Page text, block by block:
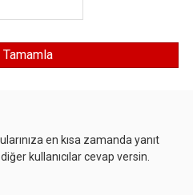
en kısa zamanda yanıt
kullanıcılar cevap versin.